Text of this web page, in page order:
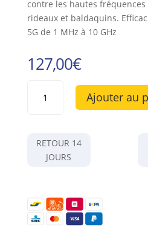
contre les hautes
rideaux et baldaquins.
5G de 1 MHz à 10 GHz
127,00€
PRO
blanc
écru
Ajouter au
RETOUR 14
JOURS